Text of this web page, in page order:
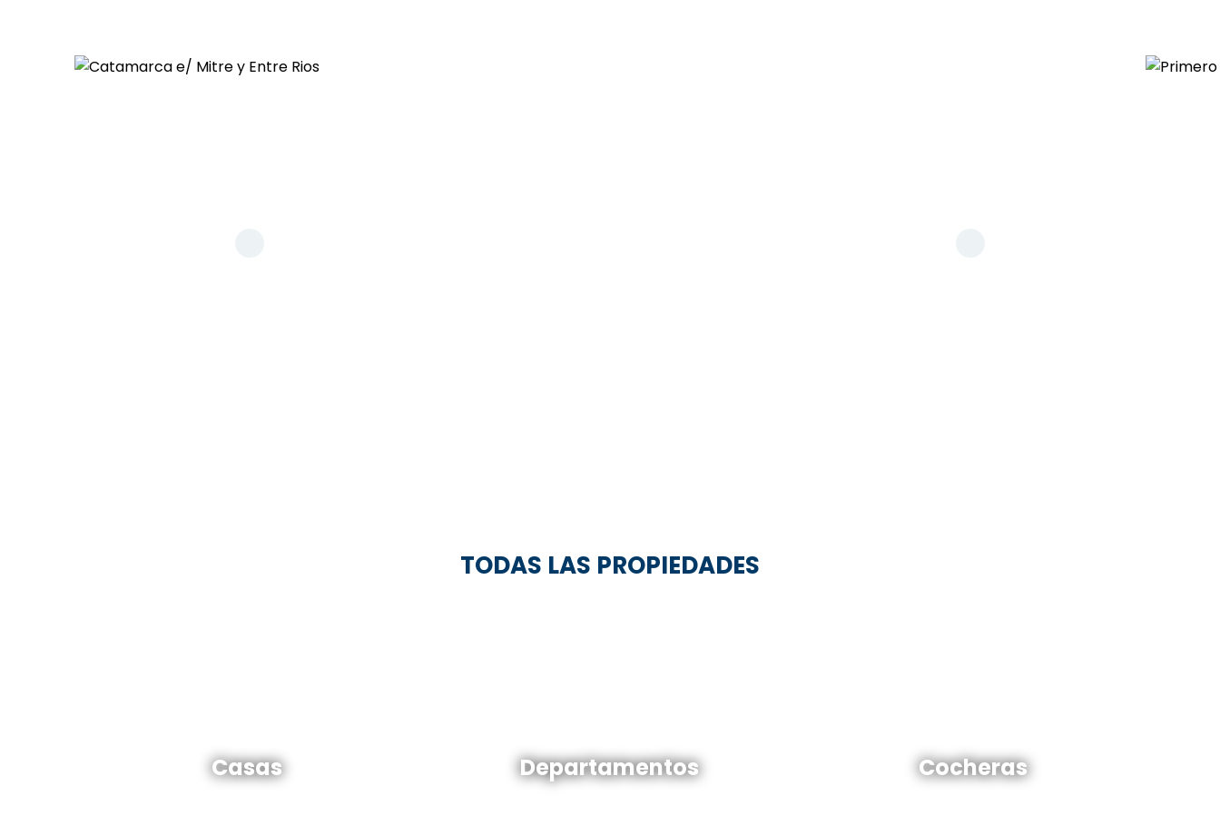
TODAS LAS PROPIEDADES
Casas Departamentos Cocheras